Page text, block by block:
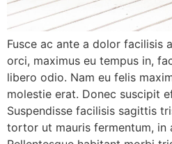
Fusce ac ante a dolor facilisis
orci, maximus eu tempus in,
libero odio. Nam eu felis
molestie erat. Donec suscipit
Suspendisse facilisis sagittis
tortor ut mauris fermentum, in